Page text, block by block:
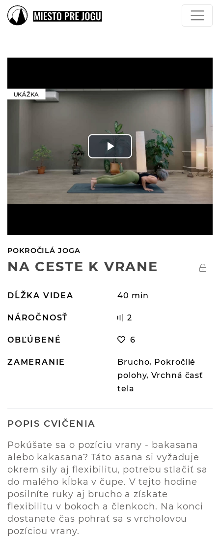
Play
Video
POKROČILÁ JOGA
NA CESTE K VRANE
DĹŽKA VIDEA 40 min
NÁROČNOSŤ 2
OBĽÚBENÉ 6
ZAMERANIE
Brucho, Pokročilé
polohy, Vrchná časť
tela
POPIS CVIČENIA
Pokúšate sa o pozíciu vrany - bakasana
alebo kakasana? Táto asana si vyžaduje
okrem sily aj flexibilitu, potrebu stlačiť sa
do malého kĺbka v čupe. V tejto hodine
posilníte ruky aj brucho a získate
flexibilitu v bokoch a členkoch. Na konci
dostanete čas pohrať sa s vrcholovou
pozíciou vrany.